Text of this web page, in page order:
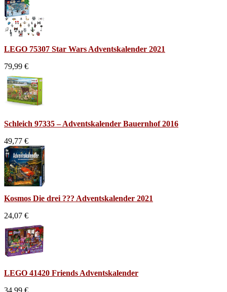
LEGO 75307 Star Wars Adventskalender 2021
79,99 €
Schleich 97335 – Adventskalender Bauernhof 2016
49,77 €
Kosmos Die drei ??? Adventskalender 2021
24,07 €
LEGO 41420 Friends Adventskalender
34,99 €